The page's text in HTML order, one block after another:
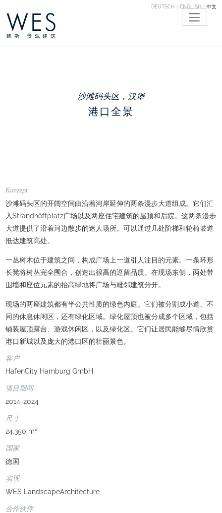
DEUTSCH ENGLISH 中文
WES
魏斯 景观建筑
沙滩码头区，汉堡
港口全景
Konzept
沙滩码头区的开阔空间由沿着河岸延伸的两条漫步大道组成。它们汇
入Strandhöftplatz广场以及两座住宅建筑的屋顶和后院。这两条漫步
大道提供了沿着河边散步的迷人场所。可以通过几处阶梯和轮椅坡道
抵达建筑高处。
一丛树木位于建筑之间，构成广场上一道引人注目的元素。一条环形
长凳将树丛完全围合，创造出很高的逗留品质。在现场东侧，两处带
围墙和座位元素的抬高绿地将广场与毗邻建筑分开。
现场的两座建筑都有半公共性质的绿色内庭。它们被分割成小道、不
同的休息休闲区，还有绿化区域。绿化屋顶也被分成多个区域，包括
铺装屋顶露台、游戏休闲区，以及绿化区。它们让居民能够尽情欣赏
港口新城以及庞大的港口区的壮丽景色。
客户
HafenCity Hamburg GmbH
项目期间
2014-2024
尺寸
24.350 m²
国家
德国
实现
WES LandscapeArchitecture
合作伙伴